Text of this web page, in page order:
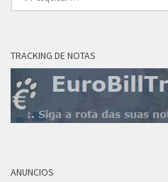
por:
TRACKING DE NOTAS
ANUNCIOS